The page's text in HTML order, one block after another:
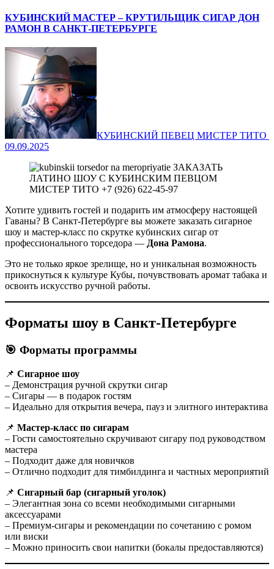
КУБИНСКИЙ МАСТЕР – КРУТИЛЬЩИК СИГАР ДОН
РАМОН В САНКТ-ПЕТЕРБУРГЕ
КУБИНСКИЙ ПЕВЕЦ МИСТЕР ТИТО ‍
09.09.2025
Хотите удивить гостей и подарить им атмосферу настоящей
Гаваны? В Санкт-Петербурге вы можете заказать сигарное
шоу и мастер-класс по скрутке кубинских сигар от
профессионального торседора — Дона Рамона.
Это не только яркое зрелище, но и уникальная возможность
прикоснуться к культуре Кубы, почувствовать аромат табака и
освоить искусство ручной работы.
Форматы шоу в Санкт-Петербурге
🎯 Форматы программы
📌 Сигарное шоу
– Демонстрация ручной скрутки сигар
– Сигары — в подарок гостям
– Идеально для открытия вечера, пауз и элитного интерактива
📌 Мастер-класс по сигарам
– Гости самостоятельно скручивают сигару под руководством
мастера
– Подходит даже для новичков
– Отлично подходит для тимбилдинга и частных мероприятий
📌 Сигарный бар (сигарный уголок)
– Элегантная зона со всеми необходимыми сигарными
аксессуарами
– Премиум-сигары и рекомендации по сочетанию с ромом
или виски
– Можно приносить свои напитки (бокалы предоставляются)